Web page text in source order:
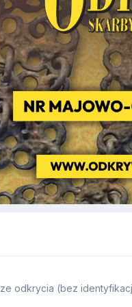
odkrycia (bez